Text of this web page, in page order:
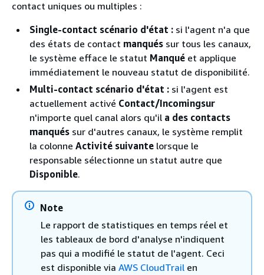
contact uniques ou multiples :
Single-contact scénario d'état : si l'agent n'a que
des états de contact manqués sur tous les canaux,
le système efface le statut Manqué et applique
immédiatement le nouveau statut de disponibilité.
Multi-contact scénario d'état : si l'agent est
actuellement activé Contact/Incomingsur
n'importe quel canal alors qu'il a des contacts
manqués sur d'autres canaux, le système remplit
la colonne Activité suivante lorsque le
responsable sélectionne un statut autre que
Disponible.
Note
Le rapport de statistiques en temps réel et
les tableaux de bord d'analyse n'indiquent
pas qui a modifié le statut de l'agent. Ceci
est disponible via AWS CloudTrail en